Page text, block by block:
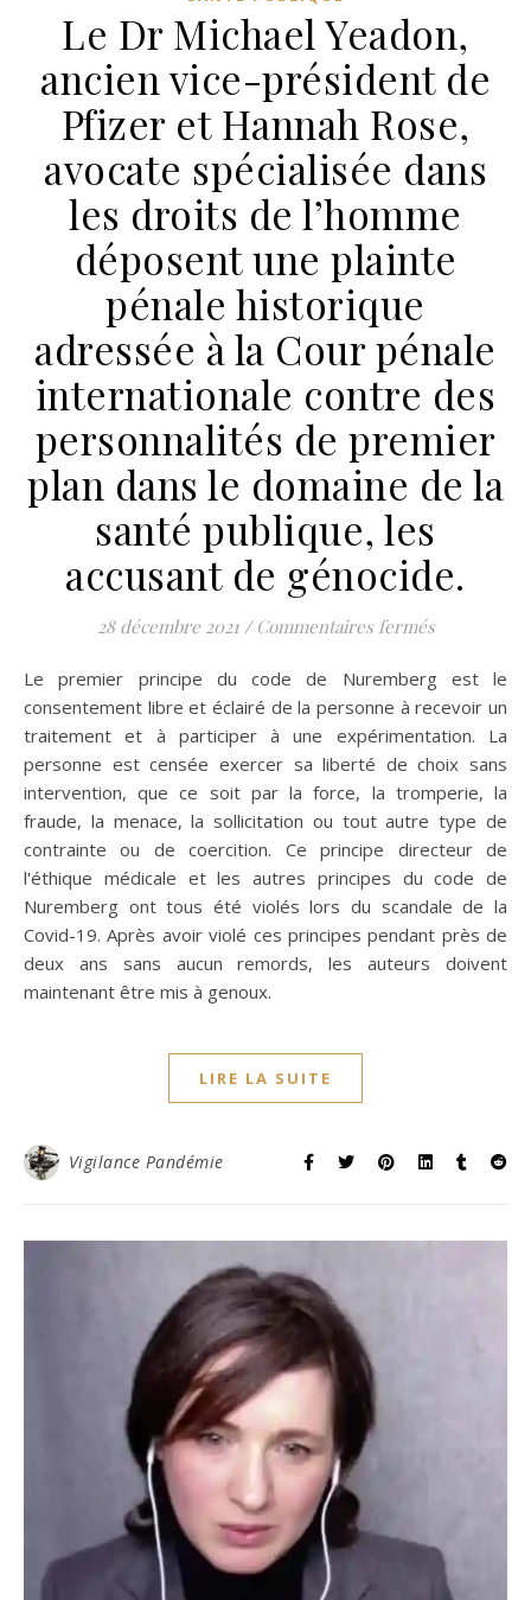
Le Dr Michael Yeadon,
ancien vice-président de
Pfizer et Hannah Rose,
avocate spécialisée dans
les droits de l’homme
déposent une plainte
pénale historique
adressée à la Cour pénale
internationale contre des
personnalités de premier
plan dans le domaine de la
santé publique, les
accusant de génocide.
28 décembre 2021 / Commentaires ferméssur Le Dr
Le premier principe du code de Nuremberg est le
consentement libre et éclairé de la personne à recevoir un
traitement et à participer à une expérimentation. La
personne est censée exercer sa liberté de choix sans
intervention, que ce soit par la force, la tromperie, la
fraude, la menace, la sollicitation ou tout autre type de
contrainte ou de coercition. Ce principe directeur de
l'éthique médicale et les autres principes du code de
Nuremberg ont tous été violés lors du scandale de la
Covid-19. Après avoir violé ces principes pendant près de
deux ans sans aucun remords, les auteurs doivent
maintenant être mis à genoux.
LIRE LA SUITE
Vigilance Pandémie